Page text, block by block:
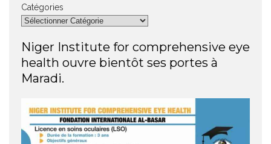
Catégories
Niger Institute for comprehensive eye
health ouvre bientôt ses portes à
Maradi.